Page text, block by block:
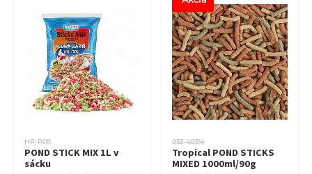
HP-P011
POND STICK MIX 1L v
sácku
053-40314
Tropical POND STICKS
MIXED 1000ml/90g